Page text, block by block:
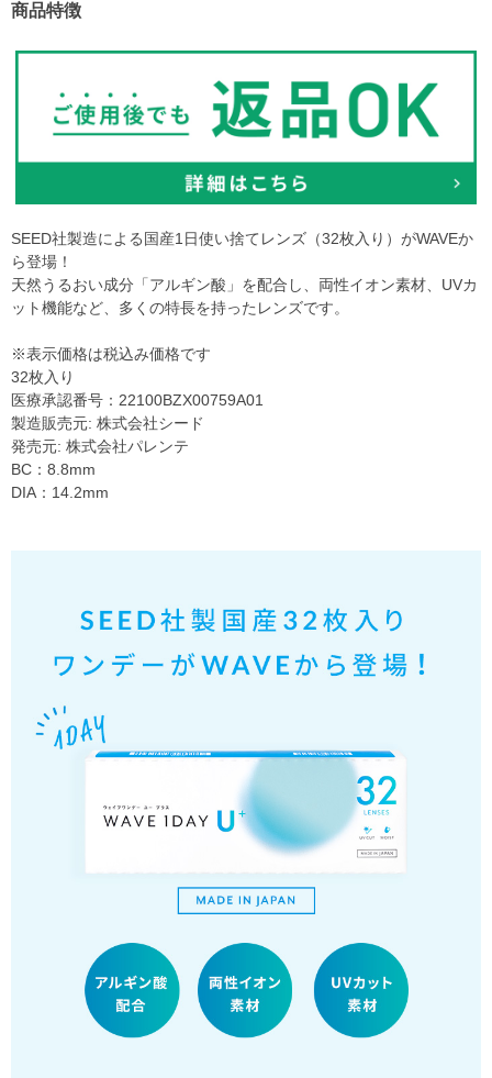
商品特徴
SEED社製造による国産1日使い捨てレンズ（32枚入り）がWAVEか
ら登場！
天然うるおい成分「アルギン酸」を配合し、両性イオン素材、UVカ
ット機能など、多くの特長を持ったレンズです。
※表示価格は税込み価格です
32枚入り
医療承認番号：22100BZX00759A01
製造販売元: 株式会社シード
発売元: 株式会社パレンテ
BC：8.8mm
DIA：14.2mm